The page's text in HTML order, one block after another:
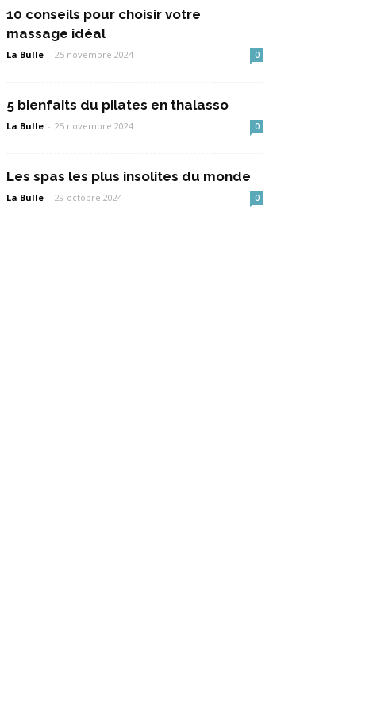
10 conseils pour choisir votre
massage idéal
La Bulle - 25 novembre 2024 0
5 bienfaits du pilates en thalasso
La Bulle - 25 novembre 2024 0
Les spas les plus insolites du monde
La Bulle - 29 octobre 2024 0